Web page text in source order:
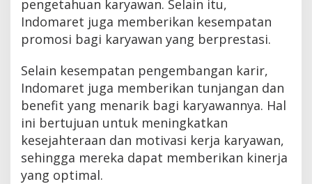
pengetahuan karyawan. Selain itu,
Indomaret juga memberikan kesempatan
promosi bagi karyawan yang berprestasi.
Selain kesempatan pengembangan karir,
Indomaret juga memberikan tunjangan dan
benefit yang menarik bagi karyawannya. Hal
ini bertujuan untuk meningkatkan
kesejahteraan dan motivasi kerja karyawan,
sehingga mereka dapat memberikan kinerja
yang optimal.